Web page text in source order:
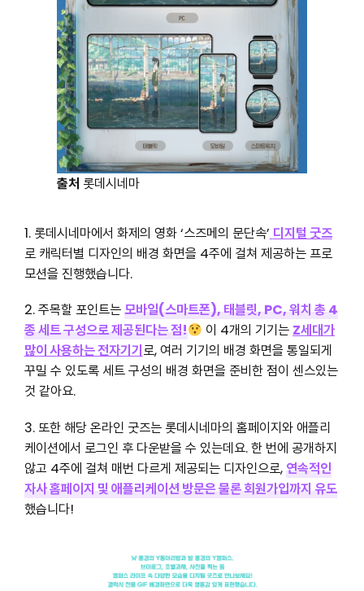
출처 롯데시네마
1. 롯데시네마에서 화제의 영화 ‘스즈메의 문단속’ 디지털 굿즈
로 캐릭터별 디자인의 배경 화면을 4주에 걸쳐 제공하는 프로
모션을 진행했습니다.
2. 주목할 포인트는모바일(스마트폰), 태블릿, PC, 워치 총 4
종 세트 구성으로 제공된다는 점!
이 4개의 기기는 Z세대가
많이 사용하는 전자기기로, 여러 기기의 배경 화면을 통일되게
꾸밀 수 있도록 세트 구성의 배경 화면을 준비한 점이 센스있는
것 같아요.
3. 또한 해당 온라인 굿즈는 롯데시네마의 홈페이지와 애플리
케이션에서 로그인 후 다운받을 수 있는데요. 한 번에 공개하지
않고 4주에 걸쳐 매번 다르게 제공되는 디자인으로,연속적인
자사 홈페이지 및 애플리케이션 방문은 물론 회원가입까지 유도
했습니다!